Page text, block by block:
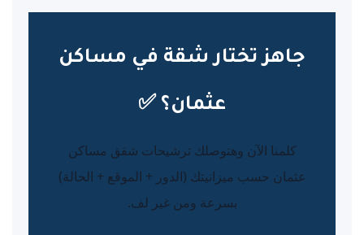
جاهز تختار شقة في مساكن
عثمان؟ ✅
كلمنا الآن وهتوصلك ترشيحات شقق مساكن
عثمان حسب ميزانيتك (الدور + الموقع + الحالة)
بسرعة ومن غير لف.